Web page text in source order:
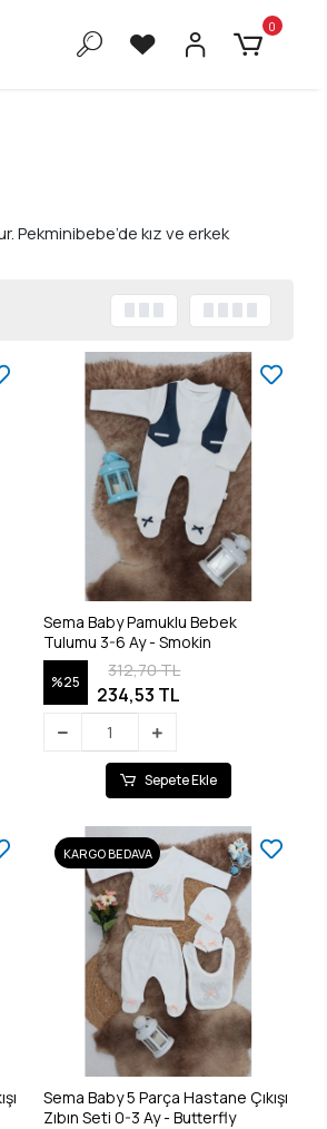
0
Pekminibebe’de kız ve erkek
Sema Baby Pamuklu Bebek
Tulumu 3-6 Ay - Smokin
%25
312,70 TL
234,53 TL
Sepete Ekle
KARGO BEDAVA
Sema Baby 5 Parça Hastane Çıkışı
Zıbın Seti 0-3 Ay - Butterfly